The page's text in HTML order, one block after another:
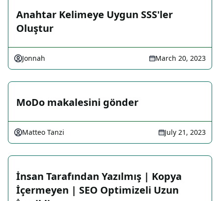
Anahtar Kelimeye Uygun SSS'ler
Oluştur
Jonnah March 20, 2023
MoDo makalesini gönder
Matteo Tanzi July 21, 2023
İnsan Tarafından Yazılmış | Kopya
İçermeyen | SEO Optimizeli Uzun